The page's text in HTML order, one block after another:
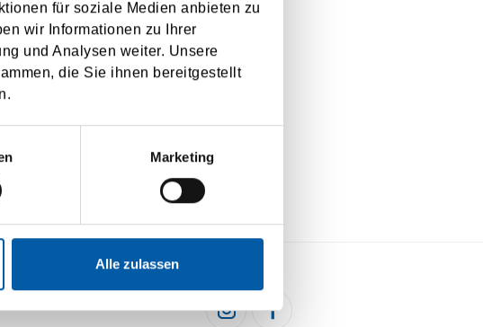
für soziale Medien anbieten zu
wir Informationen zu Ihrer
und Analysen weiter. Unsere
die Sie ihnen bereitgestellt
Marketing
Alle zulassen